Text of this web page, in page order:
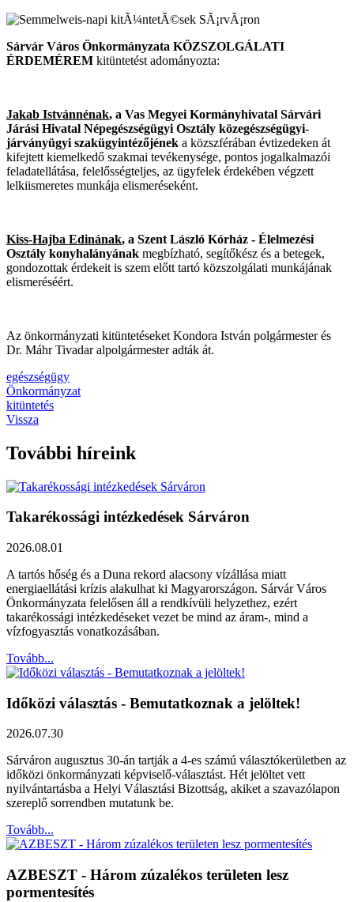
Sárvár Város Önkormányzata KÖZSZOLGÁLATI
ÉRDEMÉREM kitüntetést adományozta:
Jakab Istvánnénak, a Vas Megyei Kormányhivatal Sárvári
Járási Hivatal Népegészségügyi Osztály közegészségügyi-
járványügyi szakügyintézőjének a közszférában évtizedeken át
kifejtett kiemelkedő szakmai tevékenysége, pontos jogalkalmazói
feladatellátása, felelősségteljes, az ügyfelek érdekében végzett
lelkiismeretes munkája elismeréseként.
Kiss-Hajba Edinának, a Szent László Kórház - Élelmezési
Osztály konyhalányának megbízható, segítőkész és a betegek,
gondozottak érdekeit is szem előtt tartó közszolgálati munkájának
elismeréséért.
Az önkormányzati kitüntetéseket Kondora István polgármester és
Dr. Máhr Tivadar alpolgármester adták át.
egészségügy
Önkormányzat
kitüntetés
Vissza
További híreink
Takarékossági intézkedések Sárváron
2026.08.01
A tartós hőség és a Duna rekord alacsony vízállása miatt
energiaellátási krízis alakulhat ki Magyarországon. Sárvár Város
Önkormányzata felelősen áll a rendkívüli helyzethez, ezért
takarékossági intézkedéseket vezet be mind az áram-, mind a
vízfogyasztás vonatkozásában.
Tovább...
Időközi választás - Bemutatkoznak a jelöltek!
2026.07.30
Sárváron augusztus 30-án tartják a 4-es számú választókerületben az
időközi önkormányzati képviselő-választást. Hét jelöltet vett
nyilvántartásba a Helyi Választási Bizottság, akiket a szavazólapon
szereplő sorrendben mutatunk be.
Tovább...
AZBESZT - Három zúzalékos területen lesz
pormentesítés